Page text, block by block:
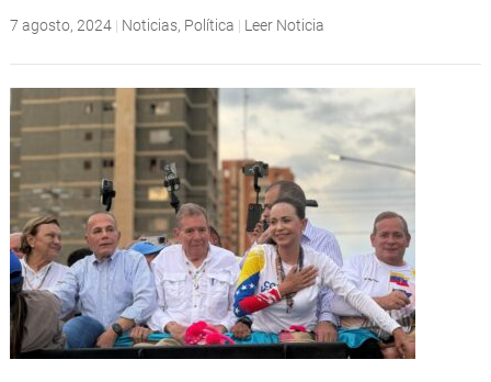
7 agosto, 2024| Noticias, Política | Leer Noticia